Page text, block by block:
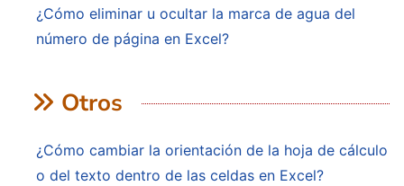
¿Cómo eliminar u ocultar la marca de agua del
número de página en Excel?
Otros
¿Cómo cambiar la orientación de la hoja de cálculo
o del texto dentro de las celdas en Excel?